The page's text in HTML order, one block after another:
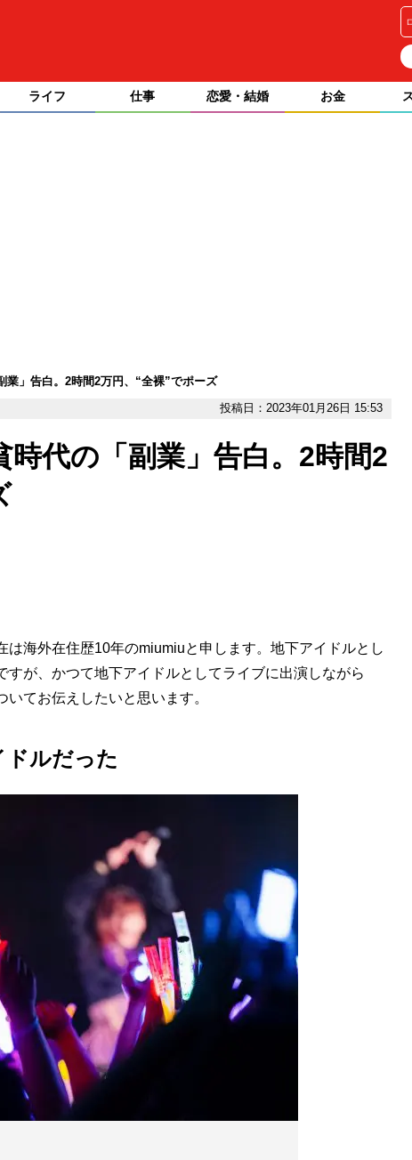
ライフ 仕事 恋愛・結婚 お金
業」告白。2時間2万円、“全裸”でポーズ
投稿日：2023年01月26日 15:53
代の「副業」告白。2時間2
海外在住歴10年のmiumiuと申します。地下アイドルとし
が、かつて地下アイドルとしてライブに出演しながら
いてお伝えしたいと思います。
ドルだった